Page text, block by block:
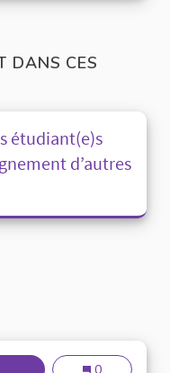
DANS CES
étudiant(e)s
d’autres
LES Valoriser les
0